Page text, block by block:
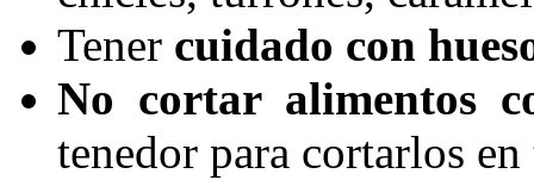
Tener cuidado con
No cortar alimentos
tenedor para cortarlos